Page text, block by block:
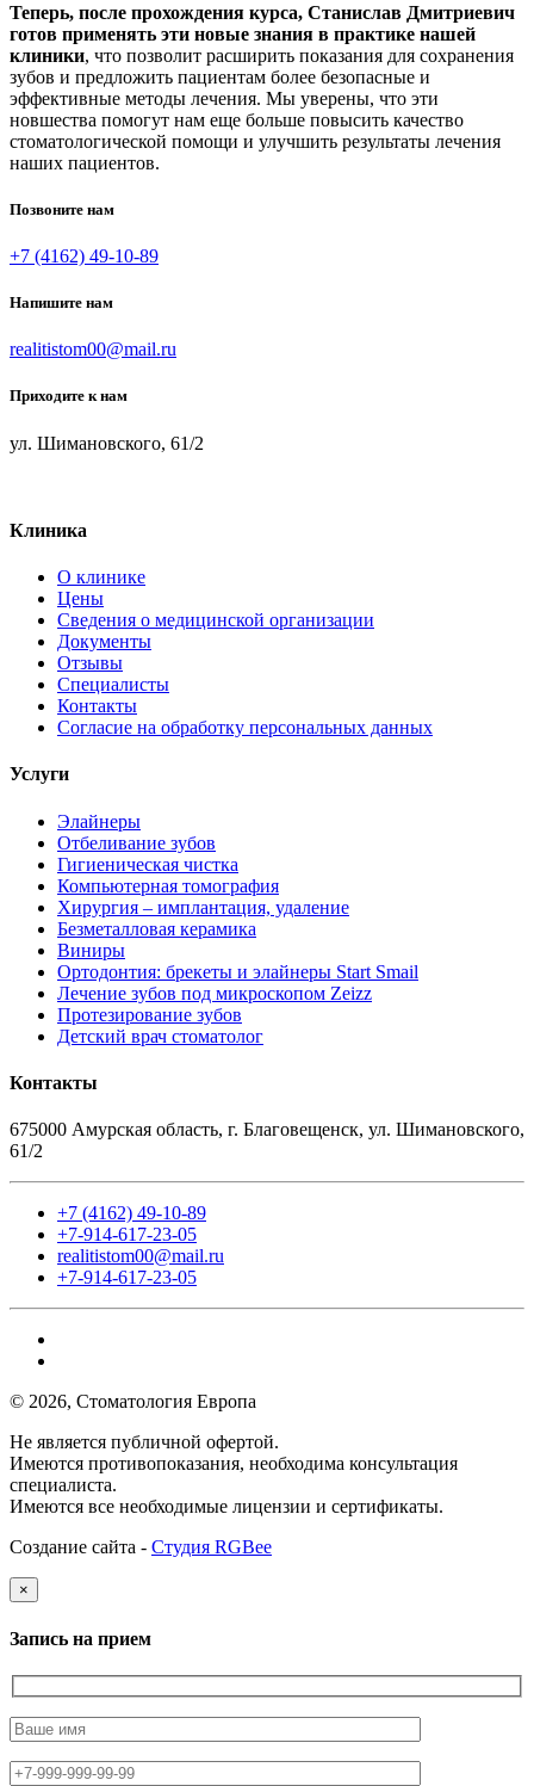
Теперь, после прохождения курса, Станислав Дмитриевич
готов применять эти новые знания в практике нашей
клиники, что позволит расширить показания для сохранения
зубов и предложить пациентам более безопасные и
эффективные методы лечения. Мы уверены, что эти
новшества помогут нам еще больше повысить качество
стоматологической помощи и улучшить результаты лечения
наших пациентов.
Позвоните нам
+7 (4162) 49-10-89
Напишите нам
realitistom00@mail.ru
Приходите к нам
ул. Шимановского, 61/2
Клиника
О клинике
Цены
Сведения о медицинской организации
Документы
Отзывы
Специалисты
Контакты
Согласие на обработку персональных данных
Услуги
Элайнеры
Отбеливание зубов
Гигиеническая чистка
Компьютерная томография
Хирургия – имплантация, удаление
Безметалловая керамика
Виниры
Ортодонтия: брекеты и элайнеры Start Smail
Лечение зубов под микроскопом Zeizz
Протезирование зубов
Детский врач стоматолог
Контакты
675000 Амурская область, г. Благовещенск, ул. Шимановского,
61/2
+7 (4162) 49-10-89
+7-914-617-23-05
realitistom00@mail.ru
+7-914-617-23-05
© 2026, Стоматология Европа
Не является публичной офертой.
Имеются противопоказания, необходима консультация
специалиста.
Имеются все необходимые лицензии и сертификаты.
Создание сайта - Студия RGBee
×
Запись на прием